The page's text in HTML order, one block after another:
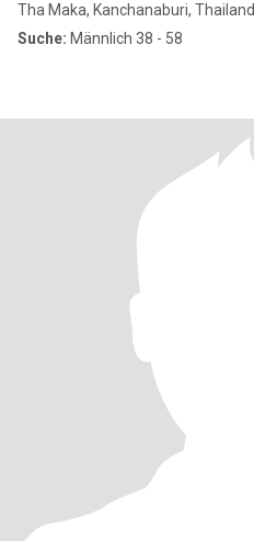
Tha Maka, Kanchanaburi, Thailand
Suche: Männlich 38 - 58